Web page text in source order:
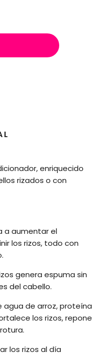
enriquecido
rizados o con
a aumentar el
los rizos, todo con
genera espuma sin
del cabello.
agua de arroz, proteína
los rizos, repone
los rizos al día